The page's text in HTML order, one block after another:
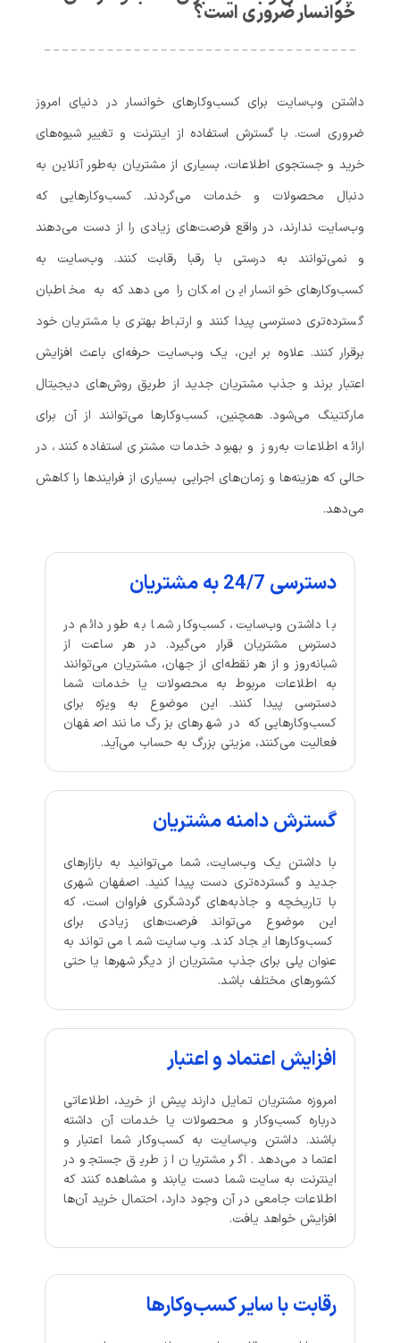
خوانسار ضروری است؟
داشتن وب‌سایت برای کسب‌وکارهای خوانسار در دنیای امروز
ضروری است. با گسترش استفاده از اینترنت و تغییر شیوه‌های
خرید و جستجوی اطلاعات، بسیاری از مشتریان به‌طور آنلاین به
دنبال محصولات و خدمات می‌گردند. کسب‌وکارهایی که
وب‌سایت ندارند، در واقع فرصت‌های زیادی را از دست می‌دهند
و نمی‌توانند به درستی با رقبا رقابت کنند. وب‌سایت به
کسب‌وکارهای خوانسار این امکان را می‌دهد که به مخاطبان
گسترده‌تری دسترسی پیدا کنند و ارتباط بهتری با مشتریان خود
برقرار کنند. علاوه بر این، یک وب‌سایت حرفه‌ای باعث افزایش
اعتبار برند و جذب مشتریان جدید از طریق روش‌های دیجیتال
مارکتینگ می‌شود. همچنین، کسب‌وکارها می‌توانند از آن برای
ارائه اطلاعات به‌روز و بهبود خدمات مشتری استفاده کنند، در
حالی که هزینه‌ها و زمان‌های اجرایی بسیاری از فرایندها را کاهش
می‌دهد.
دسترسی 24/7 به مشتریان
با داشتن وب‌سایت، کسب‌وکار شما به طور دائم در
دسترس مشتریان قرار می‌گیرد. در هر ساعت از
شبانه‌روز و از هر نقطه‌ای از جهان، مشتریان می‌توانند
به اطلاعات مربوط به محصولات یا خدمات شما
دسترسی پیدا کنند. این موضوع به ویژه برای
کسب‌وکارهایی که در شهرهای بزرگ مانند اصفهان
فعالیت می‌کنند، مزیتی بزرگ به حساب می‌آید.
گسترش دامنه مشتریان
با داشتن یک وب‌سایت، شما می‌توانید به بازارهای
جدید و گسترده‌تری دست پیدا کنید. اصفهان شهری
با تاریخچه و جاذبه‌های گردشگری فراوان است، که
این موضوع می‌تواند فرصت‌های زیادی برای
کسب‌وکارها ایجاد کند. وب‌سایت شما می‌تواند به
عنوان پلی برای جذب مشتریان از دیگر شهرها یا حتی
کشورهای مختلف باشد.
افزایش اعتماد و اعتبار
امروزه مشتریان تمایل دارند پیش از خرید، اطلاعاتی
درباره کسب‌وکار و محصولات یا خدمات آن داشته
باشند. داشتن وب‌سایت به کسب‌وکار شما اعتبار و
اعتماد می‌دهد. اگر مشتریان از طریق جستجو در
اینترنت به سایت شما دست یابند و مشاهده کنند که
اطلاعات جامعی در آن وجود دارد، احتمال خرید آن‌ها
افزایش خواهد یافت.
رقابت با سایر کسب‌وکارها